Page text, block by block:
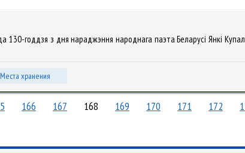
130-годдзя з дня нараджэння народнага паэта Беларусі Янкі
Места хранения
166 167 168 169 170 171 172